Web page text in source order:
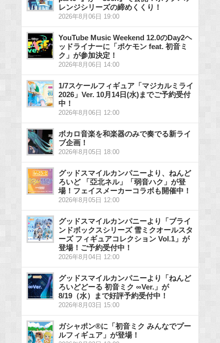
レンジシリーズの締めくくり！
2026年8月06日 19:00
YouTube Music Weekend 12.0のDay2ヘ
ッドライナーに「ポケモン feat. 初音ミ
ク」が参加決定！
2026年8月06日 14:00
1/7スケールフィギュア「マジカルミライ
2026」Ver. 10月14日(水)までご予約受付
中！
2026年8月06日 12:00
ボカロ音楽を和楽器のみで奏でる新ライ
ブ企画！
2026年8月05日 18:00
グッドスマイルカンパニーより、ねんど
ろいど 「亞北ネル」「弱音ハク」が登
場！フェイスメーカーコラボも開催中！
2026年8月05日 12:00
グッドスマイルカンパニーより「ブライ
ンドボックスシリーズ 雪ミクオールスタ
ーズ フィギュアコレクション Vol.1」が
登場！ご予約受付中！
2026年8月04日 12:00
グッドスマイルカンパニーより「ねんど
ろいどどーる 初音ミク ∞Ver.」が
8/19（水）まで好評予約受付中！
2026年8月03日 15:00
ガシャポン®に「初音ミク みんなでプー
ルフィギュア」が登場！